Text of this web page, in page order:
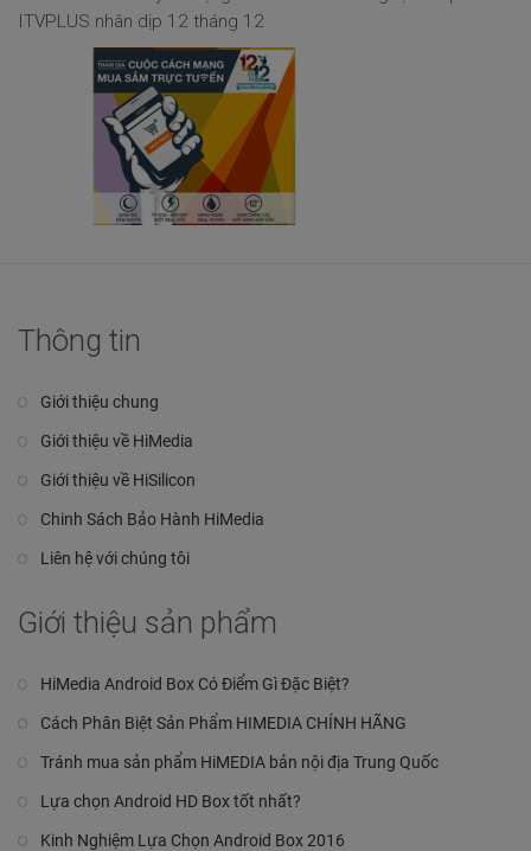
ITVPLUS nhân dịp 12 tháng 12
Thông tin
Giới thiệu chung
Giới thiệu về HiMedia
Giới thiệu về HiSilicon
Chinh Sách Bảo Hành HiMedia
Liên hệ với chúng tôi
Giới thiệu sản phẩm
HiMedia Android Box Có Điểm Gì Đặc Biệt?
Cách Phân Biệt Sản Phẩm HIMEDIA CHÍNH HÃNG
Tránh mua sản phẩm HiMEDIA bản nội địa Trung Quốc
Lựa chọn Android HD Box tốt nhất?
Kinh Nghiệm Lựa Chọn Android Box 2016